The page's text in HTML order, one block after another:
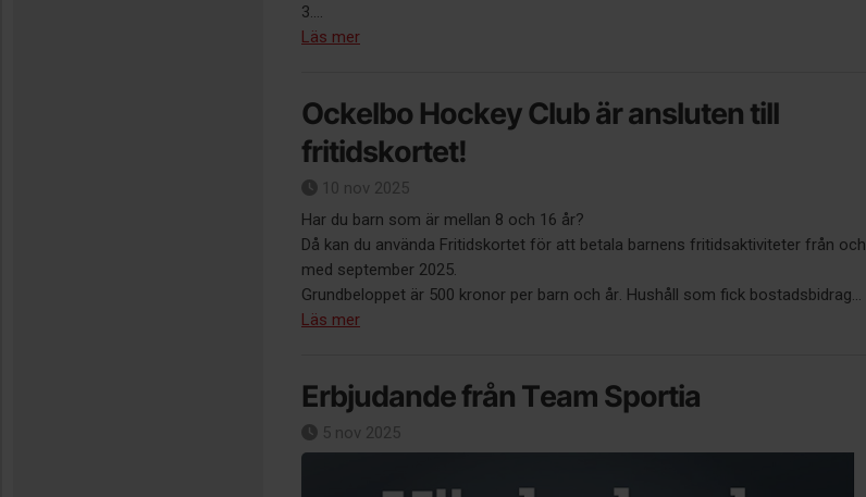
3....
Läs mer
Ockelbo Hockey Club är ansluten till
fritidskortet!
10 nov 2025
Har du barn som är mellan 8 och 16 år?
Då kan du använda Fritidskortet för att betala barnens fritidsaktiviteter från och
med september 2025.
Grundbeloppet är 500 kronor per barn och år. Hushåll som fick bostadsbidrag...
Läs mer
Erbjudande från Team Sportia
5 nov 2025